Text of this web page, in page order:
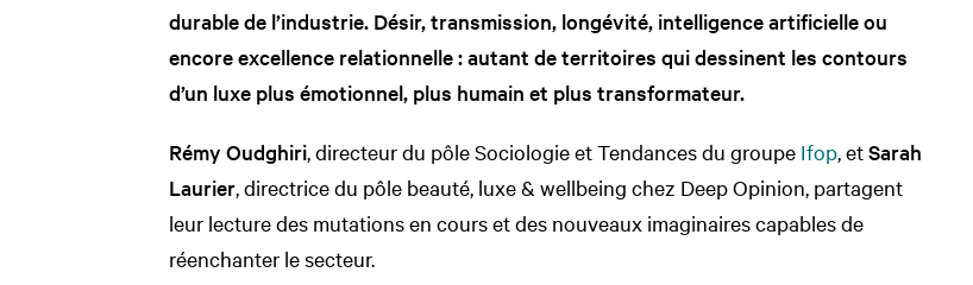
durable de l’industrie. Désir, transmission, longévité, intelligence artificielle ou
encore excellence relationnelle : autant de territoires qui dessinent les contours
d’un luxe plus émotionnel, plus humain et plus transformateur.
Rémy Oudghiri , directeur du pôle Sociologie et Tendances du groupe Ifop , etSarah
Laurier , directrice du pôle beauté, luxe & wellbeing chez Deep Opinion, partagent
leur lecture des mutations en cours et des nouveaux imaginaires capables de
réenchanter le secteur.